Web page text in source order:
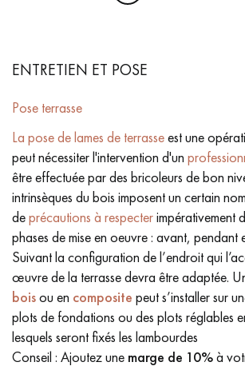
ENTRETIEN ET POSE
Pose terrasse
La pose de lames de terrasseest une
peut nécessiter l'intervention d'un
être effectuée par des bricoleurs de bon
intrinsèques du bois imposent un certain
deprécautions à respecterimpérativement
phases de mise en oeuvre : avant, pendant
Suivant la configuration de l’endroit qui
œuvre de la terrasse devra être adaptée.
boisou en composite peut s’installer sur
plots de fondations ou des plots réglables
lesquels seront fixés les lambourdes
Conseil : Ajoutez une marge de 10%à